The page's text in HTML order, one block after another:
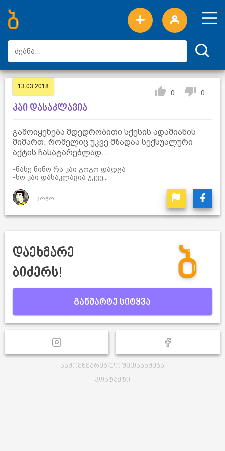
ახალი სიტყვები
ტოპ სიტყვები
დღის ტოპ სიტყვები
ტოპ მომხმარებლები
13.03.2018
0 0
კაი დასაკლავია
გამოიყენება მდედრობითი სქესის ადამიანის
მიმართ, რომელიც უკვე მზადაა სექსუალური
აქტის ჩასატარებლად...
-ნახე ნინო რა კაი გოგო დადგა
-ხო კაი დასაკლავია უკვე...
კოჭო
დაეხმარე
ბიძერს!
განმარტე სიტყვა
სამომხმარებლო შეთანხმება
კონტაქტი